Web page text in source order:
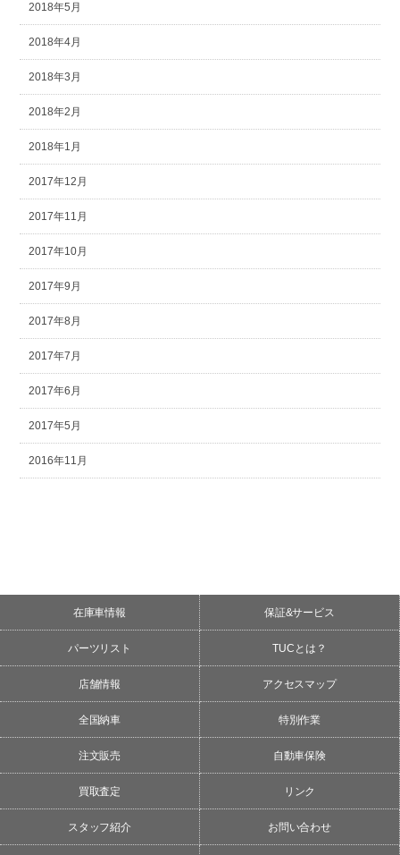
2018年5月
2018年4月
2018年3月
2018年2月
2018年1月
2017年12月
2017年11月
2017年10月
2017年9月
2017年8月
2017年7月
2017年6月
2017年5月
2016年11月
在庫車情報 保証&サービス
パーツリスト TUCとは？
店舗情報 アクセスマップ
全国納車 特別作業
注文販売 自動車保険
買取査定 リンク
スタッフ紹介 お問い合わせ